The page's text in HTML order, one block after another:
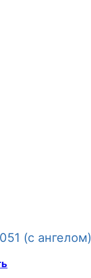
(с ангелом)